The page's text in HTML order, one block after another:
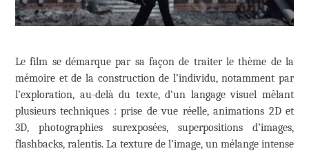
Le film se démarque par sa façon de traiter le thème de la
mémoire et de la construction de l’individu, notamment par
l’exploration, au-delà du texte, d’un langage visuel mêlant
plusieurs techniques : prise de vue réelle, animations 2D et
3D, photographies surexposées, superpositions d’images,
flashbacks, ralentis. La texture de l’image, un mélange intense